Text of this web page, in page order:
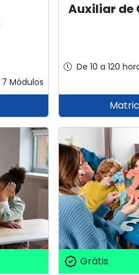
7 Módulos
Auxiliar de
De 10 a 120
Grátis